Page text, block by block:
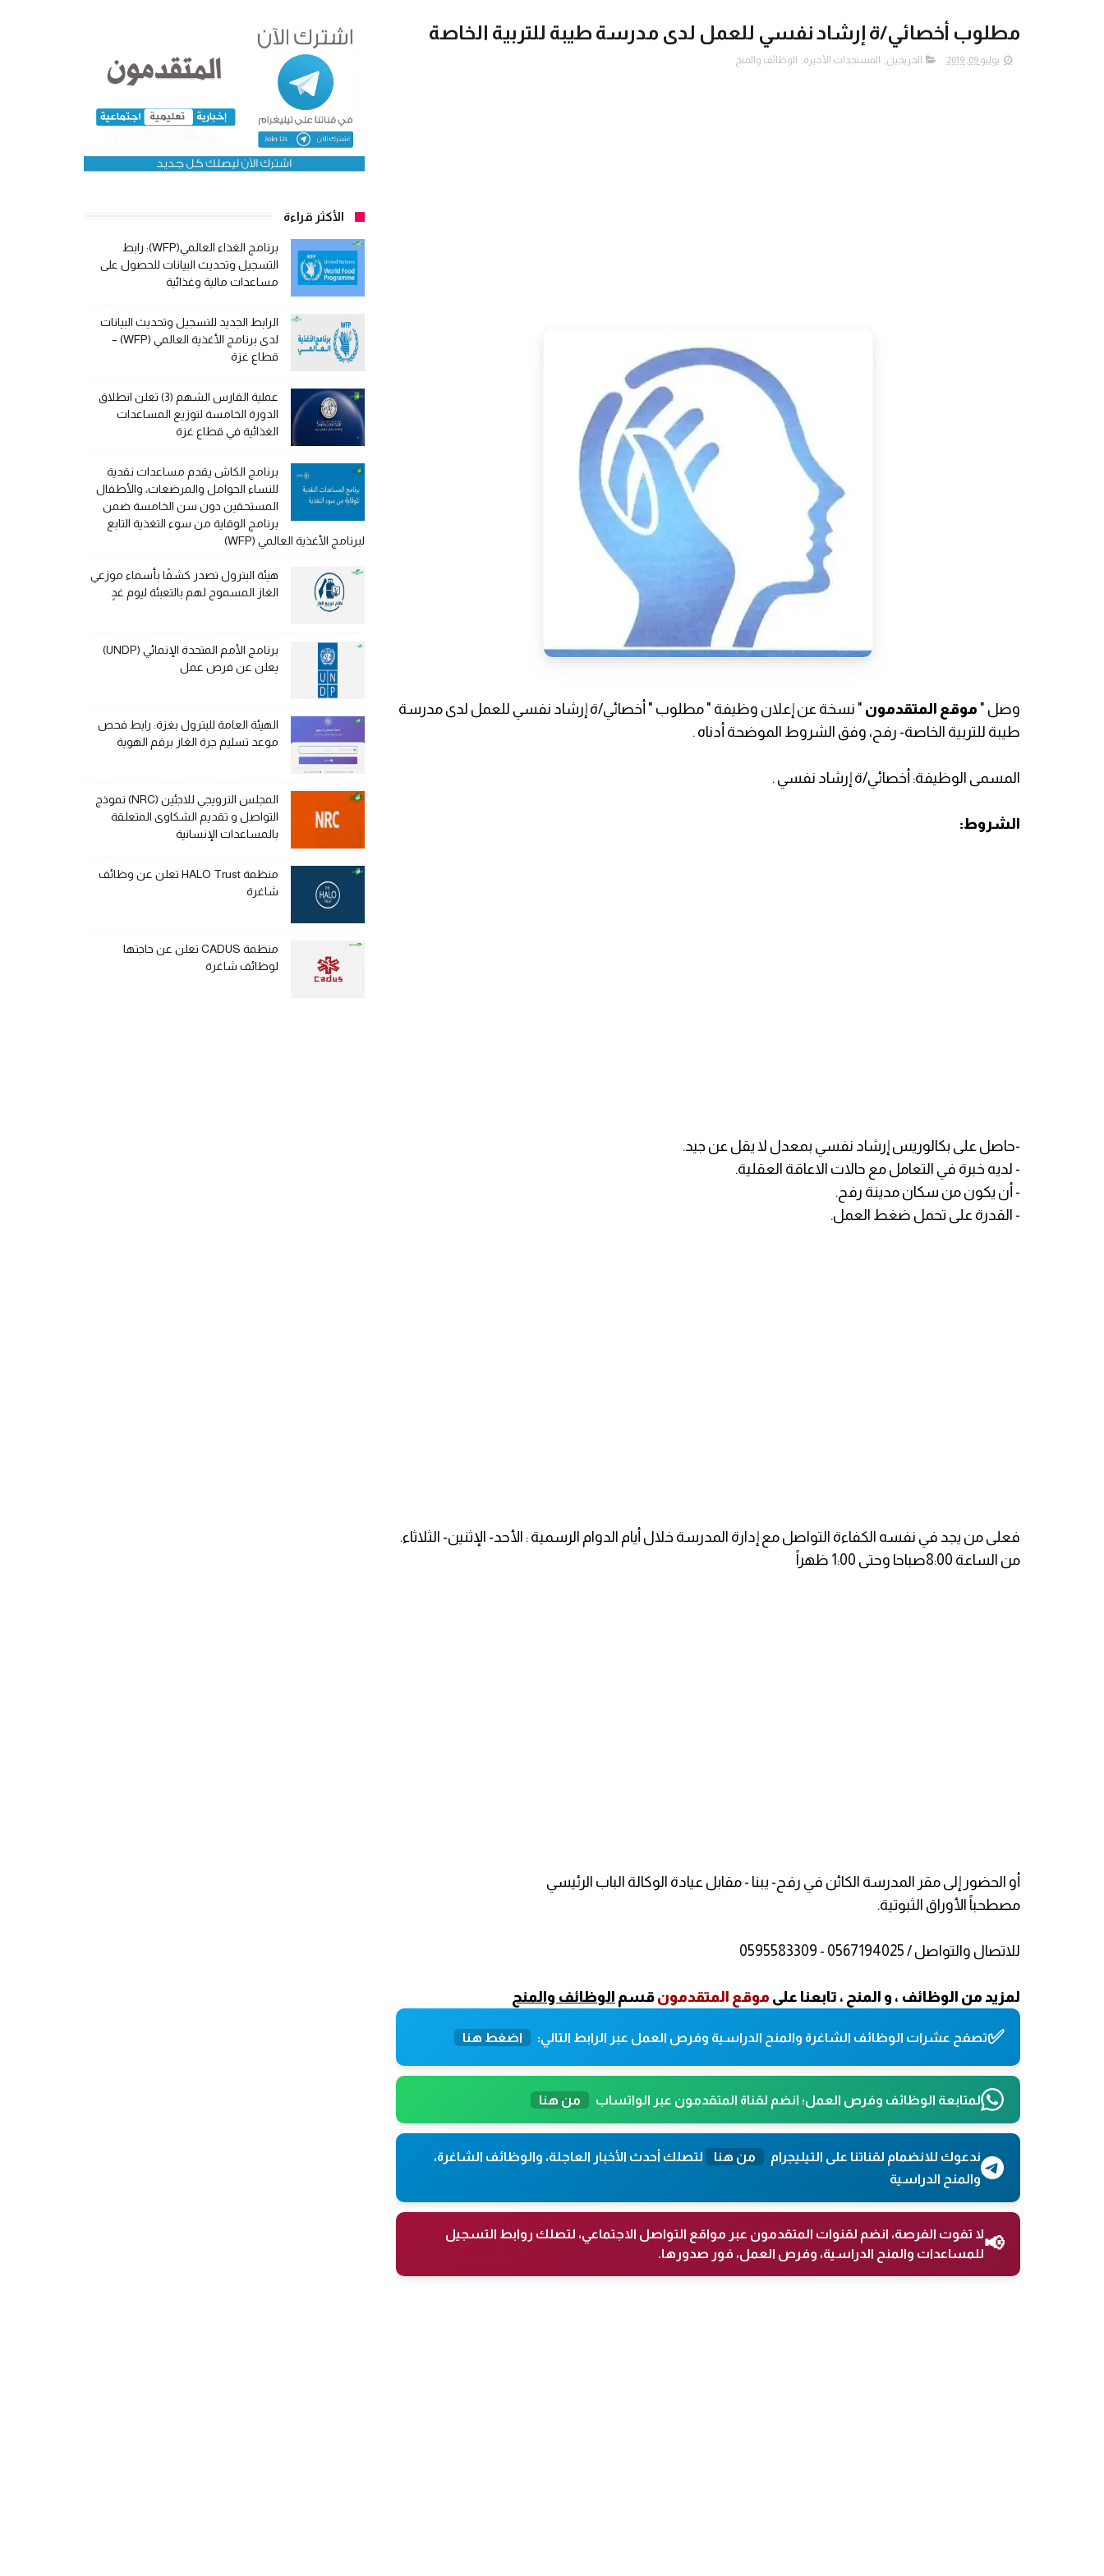
مطلوب أخصائي/ة إرشاد نفسي للعمل لدى مدرسة طيبة للتربية الخاصة
يوليو 09, 2019 الخريجين, المستجدات الأخيرة, الوظائف والمنح
وصل " موقع المتقدمون " نسخة عن إعلان وظيفة " مطلوب " أخصائي/ة إرشاد نفسي للعمل لدى مدرسة
طيبة للتربية الخاصة- رفح، وفق الشروط الموضحة أدناه .
المسمى الوظيفة: أخصائي/ة إرشاد نفسي .
الشروط:
-حاصل على بكالوريس إرشاد نفسي بمعدل لا يقل عن جيد.
- لديه خبرة في التعامل مع حالات الاعاقة العقلية.
- أن يكون من سكان مدينة رفح.
- القدرة على تحمل ضغط العمل.
فعلى من يجد في نفسه الكفاءة التواصل مع إدارة المدرسة خلال أيام الدوام الرسمية : الأحد- الإثنين- الثلاثاء.
من الساعة 8:00صباحا وحتى 1:00 ظهراً
أو الحضور إلى مقر المدرسة الكائن في رفح- يبنا - مقابل عيادة الوكالة الباب الرئيسي
مصطحباً الأوراق الثبوتية.
للاتصال والتواصل / 0567194025 - 0595583309
لمزيد من الوظائف ، و المنح ، تابعنا على موقع المتقدمون قسم الوظائف والمنح
✅تصفح عشرات الوظائف الشاغرة والمنح الدراسية وفرص العمل عبر الرابط التالي: اضغط هنا
لمتابعة الوظائف وفرص العمل؛ انضم لقناة المتقدمون عبر الواتساب من هنا
ندعوك للانضمام لقناتنا على التيليجرام من هنا
لتصلك أحدث الأخبار العاجلة، والوظائف الشاغرة،
والمنح الدراسية
📢لا تفوت الفرصة، انضم لقنوات المتقدمون عبر مواقع التواصل الاجتماعي، لتصلك روابط التسجيل
للمساعدات والمنح الدراسية، وفرص العمل، فور صدورها.
الأكثر قراءة
برنامج الغذاء العالمي(WFP): رابط
التسجيل وتحديث البيانات للحصول على
مساعدات مالية وغذائية
الرابط الجديد للتسجيل وتحديث البيانات
لدى برنامج الأغذية العالمي (WFP) –
قطاع غزة
عملية الفارس الشهم (3) تعلن انطلاق
الدورة الخامسة لتوزيع المساعدات
الغذائية في قطاع غزة
برنامج الكاش يقدم مساعدات نقدية
للنساء الحوامل والمرضعات، والأطفال
المستحقين دون سن الخامسة ضمن
برنامج الوقاية من سوء التغذية التابع
لبرنامج الأغذية العالمي (WFP)
هيئة البترول تصدر كشفًا بأسماء موزعي
الغاز المسموح لهم بالتعبئة ليوم غدٍ
برنامج الأمم المتحدة الإنمائي (UNDP)
يعلن عن فرص عمل
الهيئة العامة للبترول بغزة: رابط فحص
موعد تسليم جرة الغاز برقم الهوية
المجلس النرويجي للاجئين (NRC) نموذج
التواصل و تقديم الشكاوى المتعلقة
بالمساعدات الإنسانية
منظمة HALO Trust تعلن عن وظائف
شاغرة
منظمة CADUS تعلن عن حاجتها
لوظائف شاغرة